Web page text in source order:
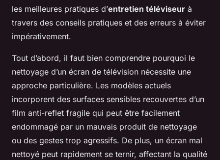
les meilleures pratiques d’entretien téléviseur à
travers des conseils pratiques et des erreurs à éviter
impérativement.
Tout d’abord, il faut bien comprendre pourquoi le
nettoyage d’un écran de télévision nécessite une
approche particulière. Les modèles actuels
incorporent des surfaces sensibles recouvertes d’un
film anti-reflet fragile qui peut être facilement
endommagé par un mauvais produit de nettoyage
ou des gestes trop agressifs. De plus, un écran mal
nettoyé peut rapidement se ternir, affectant la qualité